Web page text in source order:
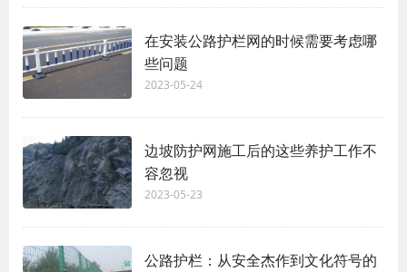
在安装公路护栏网的时候需要考虑哪
些问题
2023-05-24
边坡防护网施工后的这些养护工作不
容忽视
2023-05-23
公路护栏：从安全杰作到文化符号的